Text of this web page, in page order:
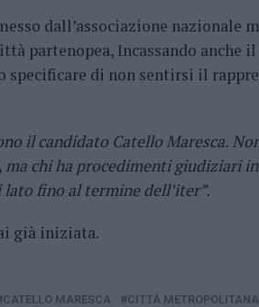
dall’associazione nazionale
partenopea, Incassando anche
specificare di non sentirsi il
il candidato Catello Maresca.
chi ha procedimenti giudiziari
fino al termine dell’iter”.
già iniziata.
CATELLO MARESCA
CITTÀ